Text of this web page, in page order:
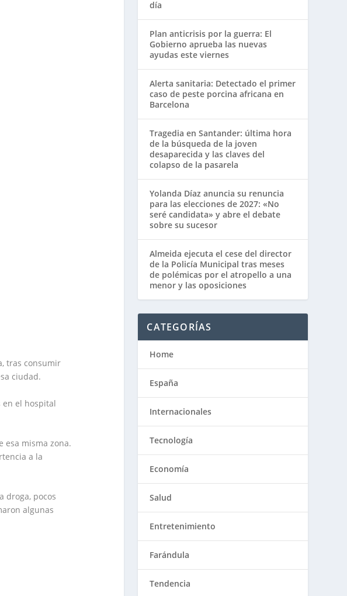
tras consumir
ciudad.
en el hospital
esa misma zona.
a la
droga, pocos
algunas
día
Plan anticrisis por la guerra: El
Gobierno aprueba las nuevas
ayudas este viernes
Alerta sanitaria: Detectado el primer
caso de peste porcina africana en
Barcelona
Tragedia en Santander: última hora
de la búsqueda de la joven
desaparecida y las claves del
colapso de la pasarela
Yolanda Díaz anuncia su renuncia
para las elecciones de 2027: «No
seré candidata» y abre el debate
sobre su sucesor
Almeida ejecuta el cese del director
de la Policía Municipal tras meses
de polémicas por el atropello a una
menor y las oposiciones
CATEGORÍAS
Home
España
Internacionales
Tecnología
Economía
Salud
Entretenimiento
Farándula
Tendencia